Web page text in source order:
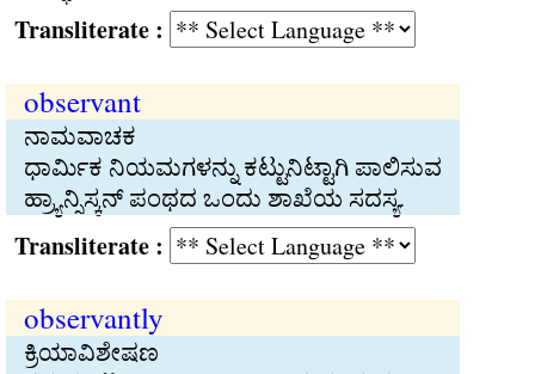
:
observant
ನಾಮವಾಚಕ
ಧಾರ್ಮಿಕ ನಿಯಮಗಳನ್ನು ಕಟ್ಟುನಿಟ್ಟಾಗಿ ಪಾಲಿಸುವ
ಹ್ರ್ಯಾನ್ಸಿಸ್ಕನ್‍ ಪಂಥದ ಒಂದು ಶಾಖೆಯ ಸದಸ್ಯ.
:
observantly
ಕ್ರಿಯಾವಿಶೇಷಣ